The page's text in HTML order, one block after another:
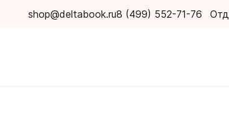
shop@deltabook.ru8 (499) 552-71-76